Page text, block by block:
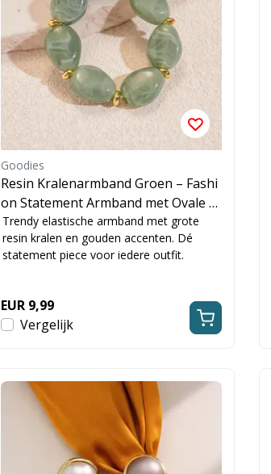
Goodies
Resin Kralenarmband Groen – Fashi
on Statement Armband met Ovale K
ralen
Trendy elastische armband met grote
resin kralen en gouden accenten. Dé
statement piece voor iedere outfit.
EUR 9,99
Vergelijk